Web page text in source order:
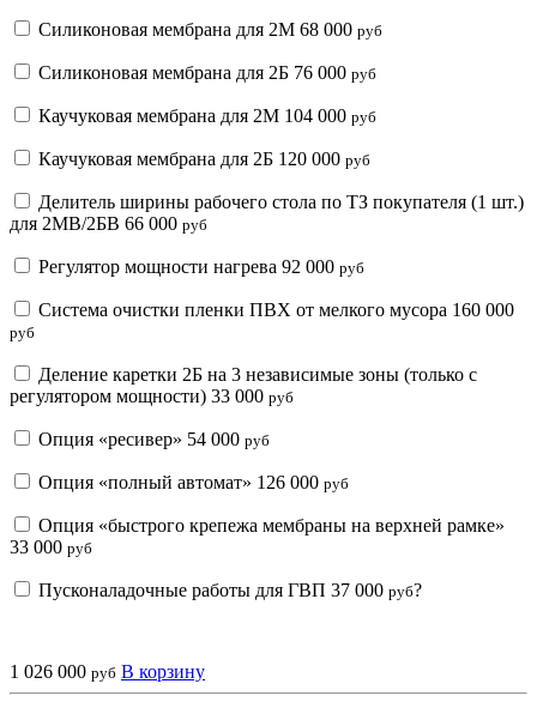
Силиконовая мембрана для 2М 68 000 руб
Силиконовая мембрана для 2Б 76 000 руб
Каучуковая мембрана для 2М 104 000 руб
Каучуковая мембрана для 2Б 120 000 руб
Делитель ширины рабочего стола по ТЗ покупателя (1 шт.)
для 2МВ/2БВ 66 000 руб
Регулятор мощности нагрева 92 000 руб
Система очистки пленки ПВХ от мелкого мусора 160 000
руб
Деление каретки 2Б на 3 независимые зоны (только с
регулятором мощности) 33 000 руб
Опция «ресивер» 54 000 руб
Опция «полный автомат» 126 000 руб
Опция «быстрого крепежа мембраны на верхней рамке»
33 000 руб
Пусконаладочные работы для ГВП 37 000 руб?
1 026 000 руб В корзину